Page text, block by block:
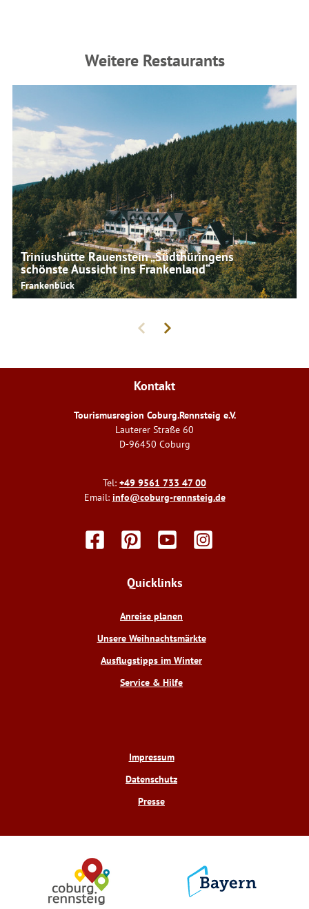
Weitere Restaurants
Triniushütte Rauenstein „Südthüringens
schönste Aussicht ins Frankenland“
Frankenblick
Kontakt
Tourismusregion Coburg.Rennsteig e.V.
Lauterer Straße 60
D-96450 Coburg
Tel: +49 9561 733 47 00
Email: info@coburg-rennsteig.de
F
a
P
i
e
e
s
t
Y
o
u
e
I
n
m
Quicklinks
Anreise planen
Unsere Weihnachtsmärkte
Ausflugstipps im Winter
Service & Hilfe
Impressum
Datenschutz
Presse